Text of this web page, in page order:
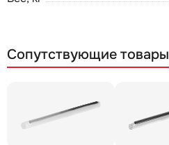
Сопутствующие товары